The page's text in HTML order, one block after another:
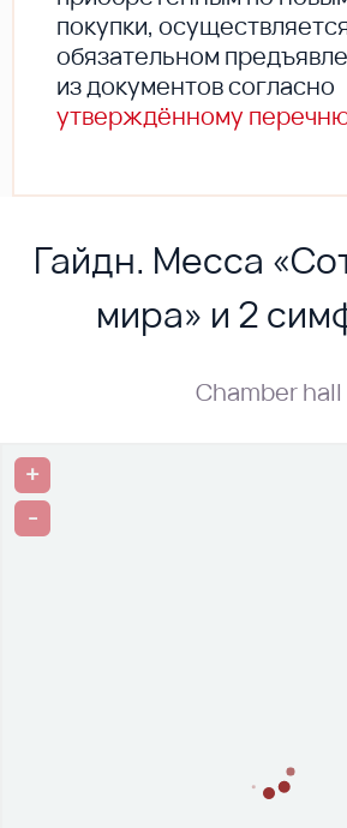
покупки,
обязательном
из документов согласно
утверждённому
Гайдн. Месса
мира» и 2
Chamber hall
+
-